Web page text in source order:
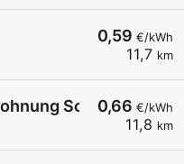
0,59 €/kWh
11,7 km
0,66 €/kWh
11,8 km
Schretthauser